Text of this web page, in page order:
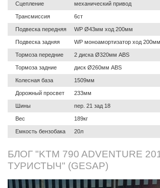
Сцепление
Трансмиссия
Подвеска передняя
Подвеска задняя
Тормоза передние
Тормоза задние
Колесная база
Дорожный просвет
Шины
Вес
Емкость бензобака
механический привод
6ст
WP Ø43мм ход 200мм
WP моноамортизатор ход 200мм
2 диска Ø320мм ABS
диск Ø260мм ABS
1509мм
233мм
пер. 21 зад 18
189кг
20л
БЛОГ "KTM 790 ADVENTURE
ТУРИСТЫЧ" (GESAP)